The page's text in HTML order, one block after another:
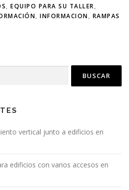
, EQUIPO PARA SU TALLER,
, INFORMACION, RAMPAS
vertical junto a edificios en
edificios con varios accesos en